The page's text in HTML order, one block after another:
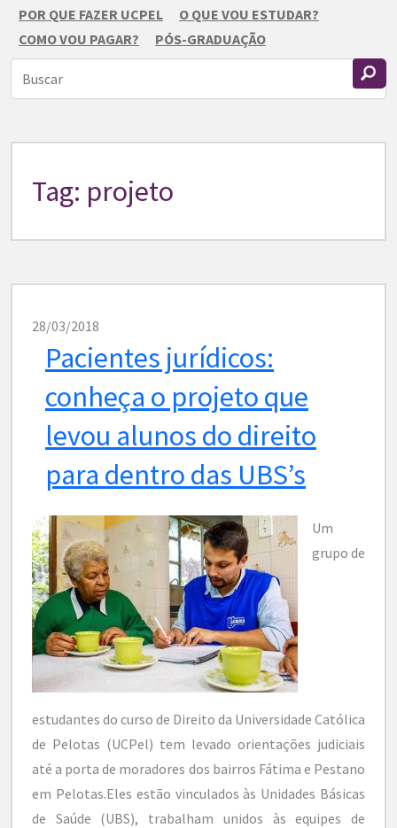
POR QUE FAZER UCPEL
O QUE VOU ESTUDAR?
COMO VOU PAGAR?
PÓS-GRADUAÇÃO
Tag: projeto
28/03/2018
Pacientes jurídicos:
conheça o projeto que
levou alunos do direito
para dentro das UBS’s
Um
grupo de
estudantes do curso de Direito da Universidade Católica
de Pelotas (UCPel) tem levado orientações judiciais
até a porta de moradores dos bairros Fátima e Pestano
em Pelotas.Eles estão vinculados às Unidades Básicas
de Saúde (UBS), trabalham unidos às equipes de